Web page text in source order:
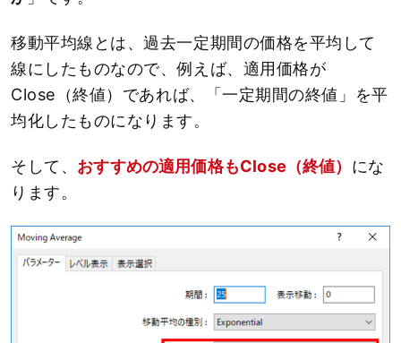
移動平均線とは、過去一定期間の価格を平均して
線にしたものなので、例えば、適用価格が
Close（終値）であれば、「一定期間の終値」を平
均化したものになります。
そして、 おすすめの適用価格もClose（終値） にな
ります。